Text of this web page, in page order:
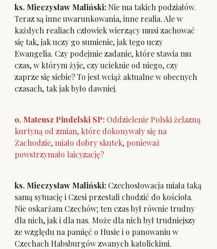
ks. Mieczysław Maliński: Nie ma takich podziałów.
Teraz są inne uwarunkowania, inne realia. Ale w
każdych realiach człowiek wierzący musi zachować
się tak, jak uczy go sumienie, jak tego uczy
Ewangelia. Czy podejmie zadanie, które stawia mu
czas, w którym żyje, czy ucieknie od niego, czy
zaprze się siebie? To jest wciąż aktualne w obecnych
czasach, tak jak było dawniej.
o. Mateusz Pindelski SP: Oddzielenie Polski żelazną
kurtyną od zmian, które dokonywały się na
Zachodzie, miało dobry skutek, ponieważ
powstrzymało laicyzację?
ks. Mieczysław Maliński: Czechosłowacja miała taką
samą sytuację i Czesi przestali chodzić do kościoła.
Nie oskarżam Czechów; ten czas był równie trudny
dla nich, jak i dla nas. Może dla nich był trudniejszy
ze względu na pamięć o Husie i o panowaniu w
Czechach Habsburgów zwanych katolickimi.